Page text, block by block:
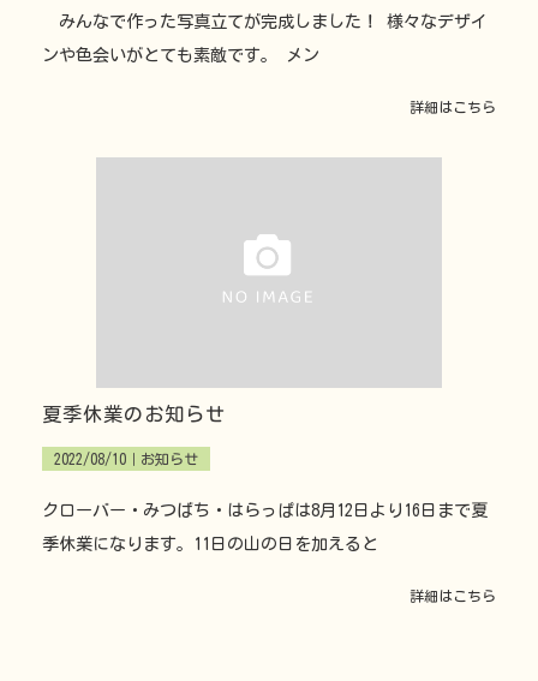
みんなで作った写真立てが完成しました！ 様々なデザイ
ンや色会いがとても素敵です。 メン
詳細はこちら
夏季休業のお知らせ
2022/08/10｜ お知らせ
クローバー・みつばち・はらっぱは8月12日より16日まで夏
季休業になります。11日の山の日を加えると
詳細はこちら